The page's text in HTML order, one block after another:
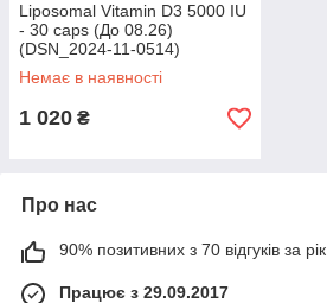
Liposomal Vitamin D3 5000 IU
- 30 caps (До 08.26)
(DSN_2024-11-0514)
Немає в наявності
1 020 ₴
Про нас
90% позитивних з 70 відгуків за рік
Працює з 29.09.2017